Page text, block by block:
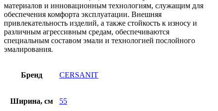
материалов и инновационным технологиям, служащим для
обеспечения комфорта эксплуатации. Внешняя
привлекательность изделий, а также стойкость к износу и
различным агрессивным средам, обеспечиваются
специальным составом эмали и технологией послойного
эмалирования.
Бренд CERSANIT
Ширина, см 55